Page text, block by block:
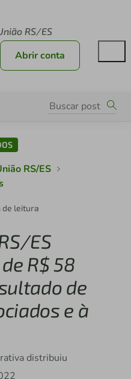
RS/ES
Abrir conta
RS/ES
de leitura
ES
R$ 58
de
e à
distribuiu